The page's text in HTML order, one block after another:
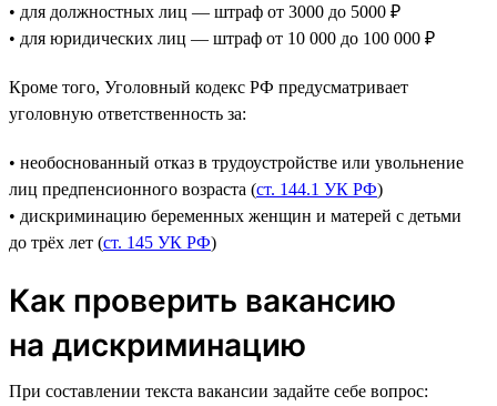
• для должностных лиц — штраф от 3000 до 5000 ₽
• для юридических лиц — штраф от 10 000 до 100 000 ₽
Кроме того, Уголовный кодекс РФ предусматривает
уголовную ответственность за:
• необоснованный отказ в трудоустройстве или увольнение
лиц предпенсионного возраста (ст. 144.1 УК РФ)
• дискриминацию беременных женщин и матерей с детьми
до трёх лет (ст. 145 УК РФ)
Как проверить вакансию
на дискриминацию
При составлении текста вакансии задайте себе вопрос: